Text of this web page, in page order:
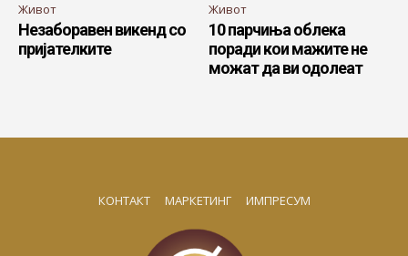
Живот
Незаборавен викенд со
пријателките
Живот
10 парчиња облека
поради кои мажите не
можат да ви одолеат
КОНТАКТ МАРКЕТИНГ ИМПРЕСУМ